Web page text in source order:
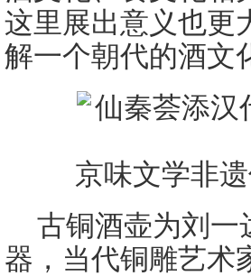
这里展出意义也更
解一个朝代的酒文
京味文学非
古铜酒壶为刘一
器，当代铜雕艺术